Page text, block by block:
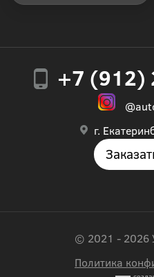
+7 (912)
г.
© 2021 - 2026
Политика